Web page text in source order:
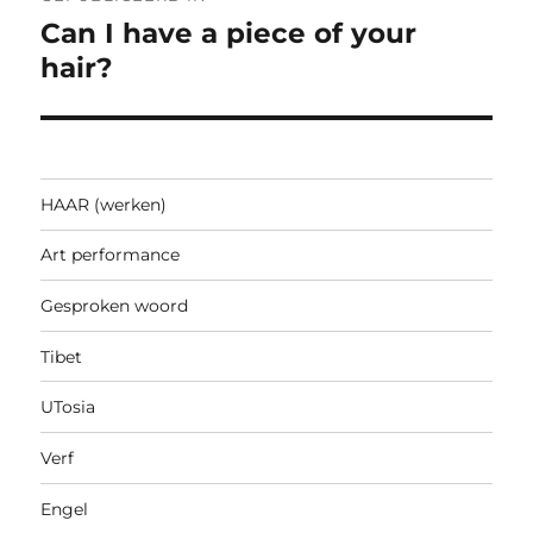
navigatie
Can I have a piece of your
hair?
HAAR (werken)
Art performance
Gesproken woord
Tibet
UTosia
Verf
Engel